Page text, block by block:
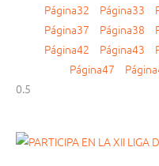
Página32 Página33
Página37 Página38
Página42 Página43
Página47 Página